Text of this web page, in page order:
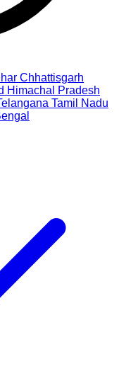
Chhattisgarh
Himachal Pradesh
Tamil Nadu